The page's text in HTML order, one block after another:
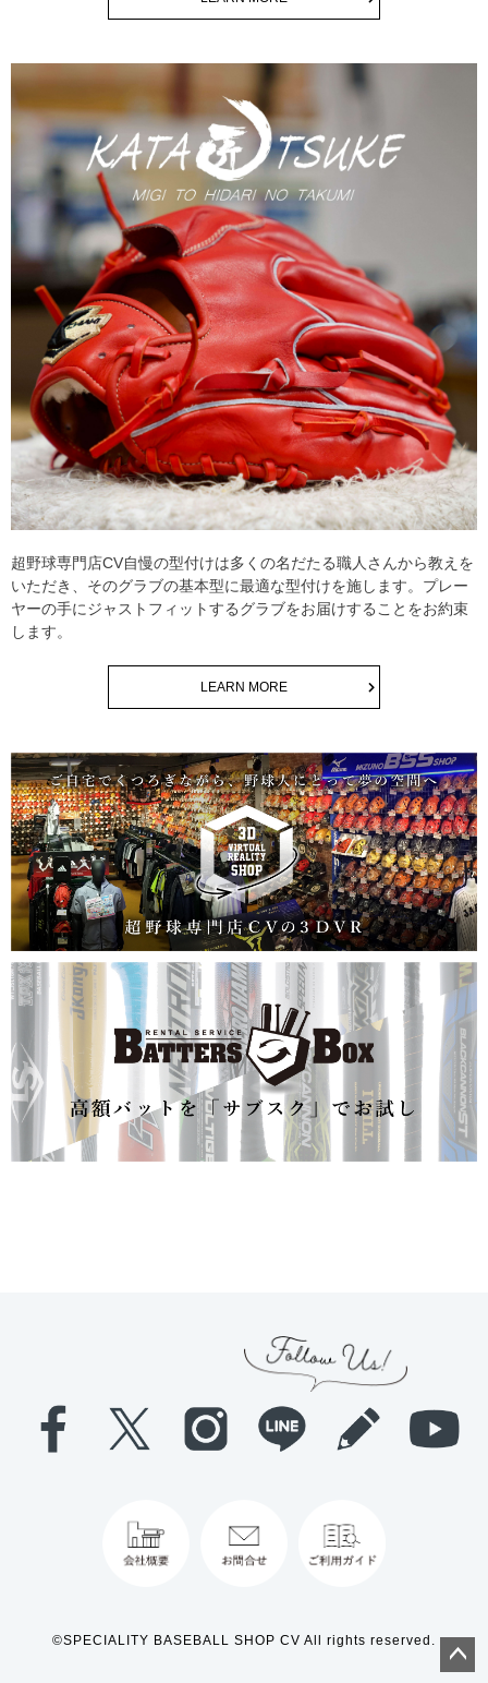
超野球専門店CV自慢の型付けは多くの名だたる職人さんから教えを
いただき、そのグラブの基本型に最適な型付けを施します。プレー
ヤーの手にジャストフィットするグラブをお届けすることをお約束
します。
LEARN MORE
©SPECIALITY BASEBALL SHOP CV All rights reserved.